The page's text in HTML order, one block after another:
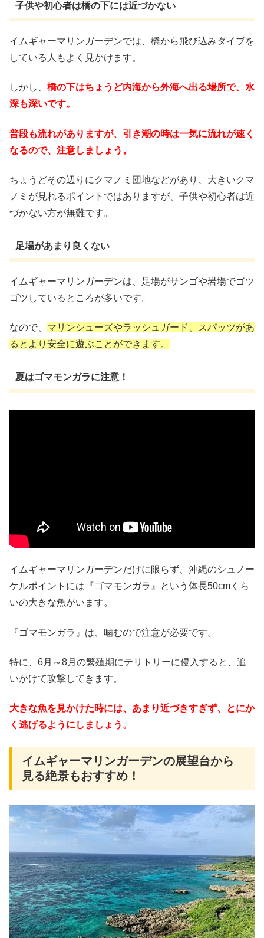
子供や初心者は橋の下には近づかない
イムギャーマリンガーデンでは、橋から飛び込みダイブを
している人もよく見かけます。
しかし、 橋の下はちょうど内海から外海へ出る場所で、水
深も深いです。
普段も流れがありますが、引き潮の時は一気に流れが速く
なるので、注意しましょう。
ちょうどその辺りにクマノミ団地などがあり、大きいクマ
ノミが見れるポイントではありますが、子供や初心者は近
づかない方が無難です。
足場があまり良くない
イムギャーマリンガーデンは、足場がサンゴや岩場でゴツ
ゴツしているところが多いです。
なので、 マリンシューズやラッシュガード、スパッツがあ
るとより安全に遊ぶことができます。
夏はゴマモンガラに注意！
イムギャーマリンガーデンだけに限らず、沖縄のシュノー
ケルポイントには『ゴマモンガラ』という体長50cmくら
いの大きな魚がいます。
『ゴマモンガラ』は、噛むので注意が必要です。
特に、6月～8月の繁殖期にテリトリーに侵入すると、追
いかけて攻撃してきます。
大きな魚を見かけた時には、あまり近づきすぎず、とにか
く逃げるようにしましょう。
イムギャーマリンガーデンの展望台から
見る絶景もおすすめ！